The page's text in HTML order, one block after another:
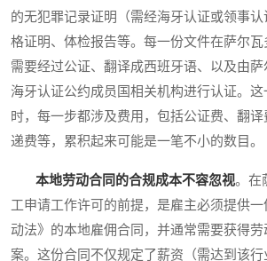
的无犯罪记录证明（需经海牙认证或领事
格证明、体检报告等。每一份文件在萨尔
需要经过公证、翻译成西班牙语、以及由
海牙认证公约成员国相关机构进行认证。
时，每一步都涉及费用，包括公证费、翻
递费等，累积起来可能是一笔不小的数目。
本地劳动合同的合规成本不容忽视。在
工申请工作许可的前提，是雇主必须提供
动法》的本地雇佣合同，并通常需要获得
案。这份合同不仅规定了薪资（需达到该